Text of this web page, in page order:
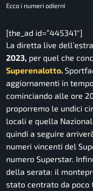
Ecco i numeri odierni
[the_ad id=”445341″]
La diretta live
2023, per quel che
Superenalotto.
aggiornamenti in
cominciando alle ore
proporremo le undici
locali e quella
quindi a seguire
numeri vincenti del
numero Superstar.
della serata: il
stato centrato da poco